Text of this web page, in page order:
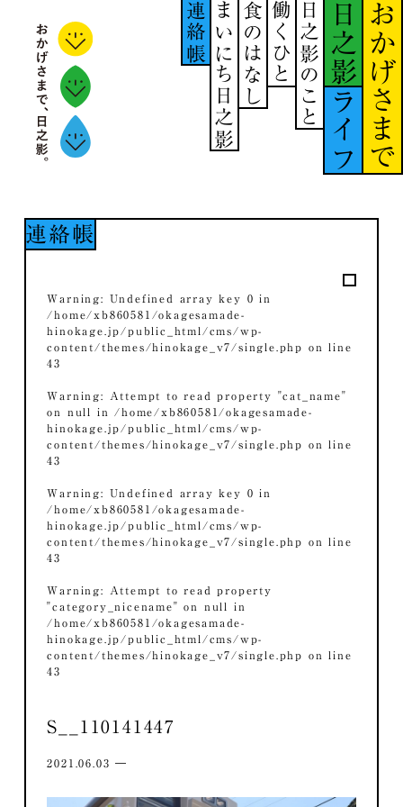
おかげさまで
日之影
ライフ
日之影のこと
働くひと
食のはなし
まいにち日之影
連絡帳
連絡帳
Warning: Undefined array key 0 in
/home/xb860581/okagesamade-
hinokage.jp/public_html/cms/wp-
content/themes/hinokage_v7/single.php
on line
43
Warning: Attempt to read property "cat_name"
on null in /home/xb860581/okagesamade-
hinokage.jp/public_html/cms/wp-
content/themes/hinokage_v7/single.php
on line
43
Warning: Undefined array key 0 in
/home/xb860581/okagesamade-
hinokage.jp/public_html/cms/wp-
content/themes/hinokage_v7/single.php
on line
43
Warning: Attempt to read property
"category_nicename" on null in
/home/xb860581/okagesamade-
hinokage.jp/public_html/cms/wp-
content/themes/hinokage_v7/single.php
on line
43
S__110141447
2021.06.03 ―